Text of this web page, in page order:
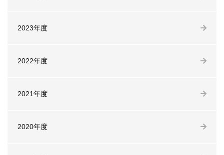
2023年度
2022年度
2021年度
2020年度